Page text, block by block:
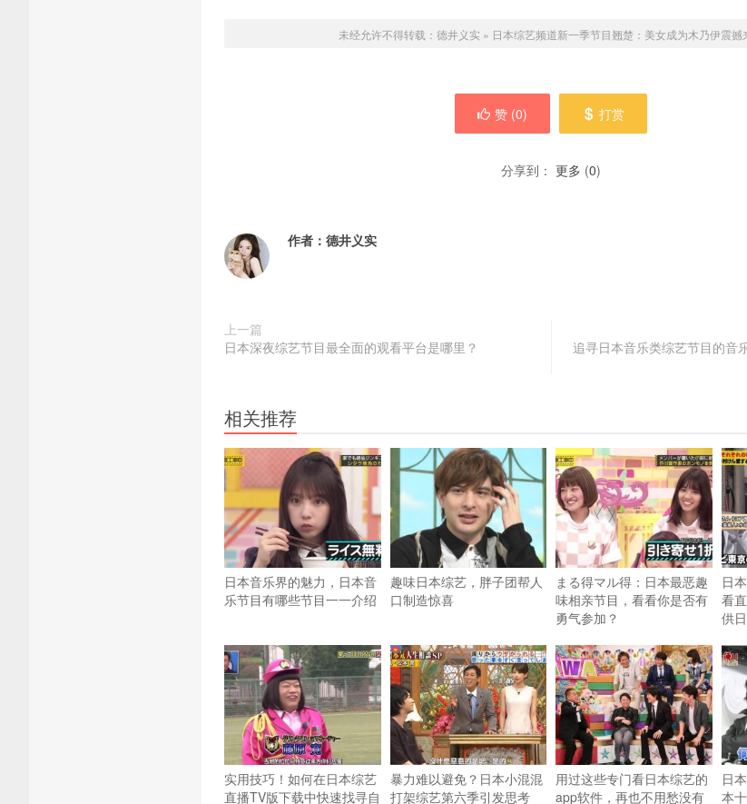
未经允许不得转载： 德井义实 » 日本综艺频道新一季节目翘楚：美女成为木乃伊震撼
赞 (0) 打赏
分享到： 更多 (0)
作者： 德井义实
上一篇
日本深夜综艺节目最全面的观看平台是哪里？
追寻日本音乐类综艺节目的音
相关推荐
日本音乐界的魅力，日本音
乐节目有哪些节目一一介绍
趣味日本综艺，胖子团帮人
口制造惊喜
まる得マル得：日本最恶趣
味相亲节目，看看你是否有
勇气参加？
日
看
供
实用技巧！如何在日本综艺
直播TV版下载中快速找寻自
暴力难以避免？日本小混混
打架综艺第六季引发思考
用过这些专门看日本综艺的
app软件，再也不用愁没有
日
本